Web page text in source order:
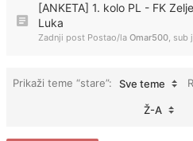
[ANKETA] 1. kolo PL - FK
Luka
Zadnji post Postao/la Omar500, sub
Prikaži teme “stare”: Sve teme
Ž-A